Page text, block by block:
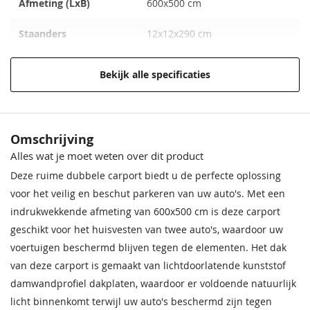
Afmeting (LxB) 600x500 cm
Staanders 12x12x290 cm
Aantal staanders 6
Hoogte 100 cm
Soort Carport
Extra informatie De sneeuwlast is 100kg/m2
EAN code 8715815006483
Bekijk alle specificaties
Omschrijving
Alles wat je moet weten over dit product
Deze ruime dubbele carport biedt u de perfecte oplossing
voor het veilig en beschut parkeren van uw auto's. Met een
indrukwekkende afmeting van 600x500 cm is deze carport
geschikt voor het huisvesten van twee auto's, waardoor uw
voertuigen beschermd blijven tegen de elementen. Het dak
van deze carport is gemaakt van lichtdoorlatende kunststof
damwandprofiel dakplaten, waardoor er voldoende natuurlijk
licht binnenkomt terwijl uw auto's beschermd zijn tegen